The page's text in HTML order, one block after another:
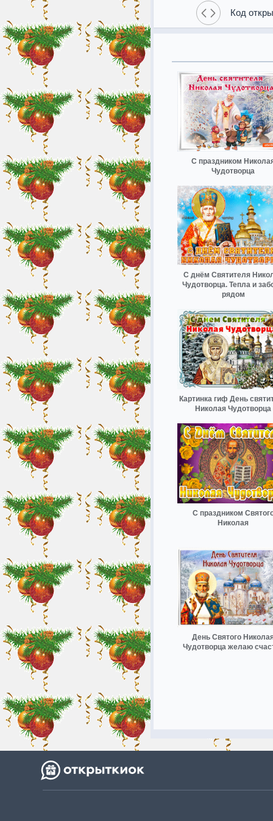
Код
С праздником
Чудотворца
С днём Святителя
Чудотворца. Тепла и
рядом
Картинка гиф День
Николая Чудотворца
С праздником
Николая
День Святого
Чудотворца желаю